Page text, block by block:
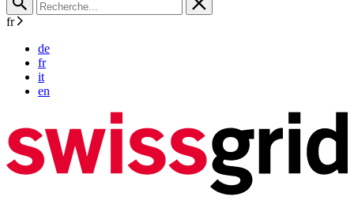
fr
de
fr
it
en